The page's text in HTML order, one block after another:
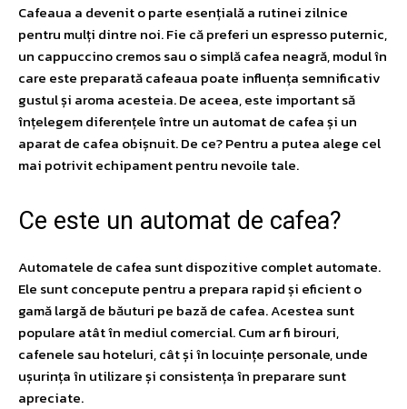
Cafeaua a devenit o parte esențială a rutinei zilnice
pentru mulți dintre noi. Fie că preferi un espresso puternic,
un cappuccino cremos sau o simplă cafea neagră, modul în
care este preparată cafeaua poate influența semnificativ
gustul și aroma acesteia. De aceea, este important să
înțelegem diferențele între un automat de cafea și un
aparat de cafea obișnuit. De ce? Pentru a putea alege cel
mai potrivit echipament pentru nevoile tale.
Ce este un automat de cafea?
Automatele de cafea sunt dispozitive complet automate.
Ele sunt concepute pentru a prepara rapid și eficient o
gamă largă de băuturi pe bază de cafea. Acestea sunt
populare atât în mediul comercial. Cum ar fi birouri,
cafenele sau hoteluri, cât și în locuințe personale, unde
ușurința în utilizare și consistența în preparare sunt
apreciate.